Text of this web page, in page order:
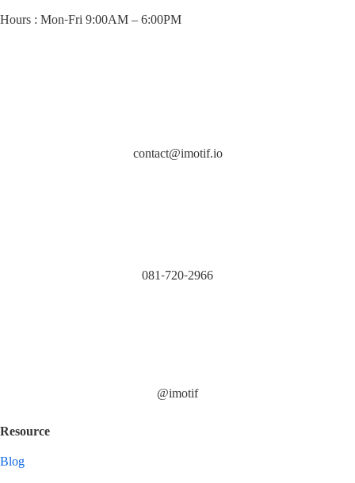
Hours : Mon-Fri 9:00AM – 6:00PM
contact@imotif.io
081-720-2966
@imotif
Resource
Blog